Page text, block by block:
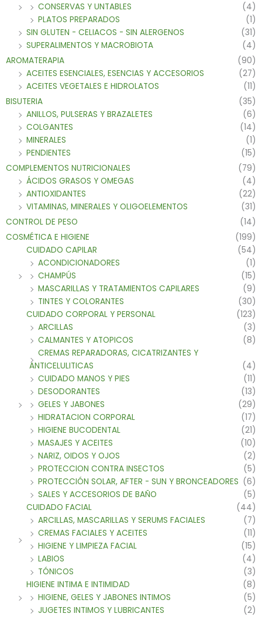
CONSERVAS Y UNTABLES
(4)
PLATOS PREPARADOS
(1)
SIN GLUTEN - CELIACOS - SIN ALERGENOS
(31)
SUPERALIMENTOS Y MACROBIOTA
(4)
AROMATERAPIA
(90)
ACEITES ESENCIALES, ESENCIAS Y ACCESORIOS
(27)
ACEITES VEGETALES E HIDROLATOS
(11)
BISUTERIA
(35)
ANILLOS, PULSERAS Y BRAZALETES
(6)
COLGANTES
(14)
MINERALES
(1)
PENDIENTES
(15)
COMPLEMENTOS NUTRICIONALES
(79)
ÁCIDOS GRASOS Y OMEGAS
(4)
ANTIOXIDANTES
(22)
VITAMINAS, MINERALES Y OLIGOELEMENTOS
(31)
CONTROL DE PESO
(14)
COSMÉTICA E HIGIENE
(199)
CUIDADO CAPILAR
(54)
ACONDICIONADORES
(1)
CHAMPÚS
(15)
MASCARILLAS Y TRATAMIENTOS CAPILARES
(9)
TINTES Y COLORANTES
(30)
CUIDADO CORPORAL Y PERSONAL
(123)
ARCILLAS
(3)
CALMANTES Y ATOPICOS
(8)
CREMAS REPARADORAS, CICATRIZANTES Y
ANTICELULITICAS
(4)
CUIDADO MANOS Y PIES
(11)
DESODORANTES
(13)
GELES Y JABONES
(29)
HIDRATACION CORPORAL
(17)
HIGIENE BUCODENTAL
(21)
MASAJES Y ACEITES
(10)
NARIZ, OIDOS Y OJOS
(2)
PROTECCION CONTRA INSECTOS
(5)
PROTECCIÓN SOLAR, AFTER - SUN Y BRONCEADORES (6)
SALES Y ACCESORIOS DE BAÑO
(5)
CUIDADO FACIAL
(44)
ARCILLAS, MASCARILLAS Y SERUMS FACIALES
(7)
CREMAS FACIALES Y ACEITES
(11)
HIGIENE Y LIMPIEZA FACIAL
(15)
LABIOS
(4)
TÓNICOS
(3)
HIGIENE INTIMA E INTIMIDAD
(8)
HIGIENE, GELES Y JABONES INTIMOS
(5)
JUGETES INTIMOS Y LUBRICANTES
(2)